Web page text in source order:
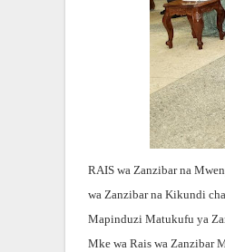
RAIS wa Zanzibar na
wa Zanzibar na Kikundi
Mapinduzi Matukufu ya
Mke wa Rais wa Zanzibar